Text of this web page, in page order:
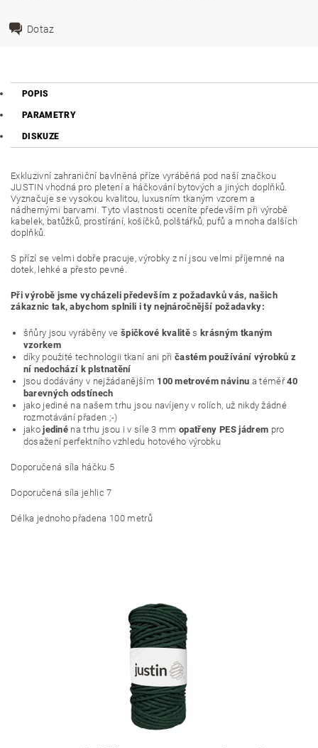
Dotaz
POPIS
PARAMETRY
DISKUZE
Exkluzivní zahraniční bavlněná příze vyráběná pod naší značkou
JUSTIN vhodná pro pletení a háčkování bytových a jiných doplňků.
Vyznačuje se vysokou kvalitou, luxusním tkaným vzorem a
nádhernými barvami. Tyto vlastnosti oceníte především při výrobě
kabelek, batůžků, prostírání, košíčků, polštářků, pufů a mnoha dalších
doplňků.
S přízí se velmi dobře pracuje, výrobky z ní jsou velmi příjemné na
dotek, lehké a přesto pevné.
Při výrobě jsme vycházeli především z požadavků vás, našich
zákaznic tak, abychom splnili i ty nejnáročnější požadavky:
šňůry jsou vyráběny ve špičkové kvalitě s krásným tkaným
vzorkem
díky použité technologii tkaní ani přičastém používání výrobků z
ní nedochází k plstnatění
jsou dodávány v nejžádanějším 100 metrovém návinu a téměř40
barevných odstínech
jako jediné na našem trhu jsou navíjeny v rolích, už nikdy žádné
rozmotávání přaden ;-)
jakojediné na trhu jsou i v síle 3 mmopatřeny PES jádrem pro
dosažení perfektního vzhledu hotového výrobku
Doporučená síla háčku 5
Doporučená síla jehlic 7
Délka jednoho přadena 100 metrů